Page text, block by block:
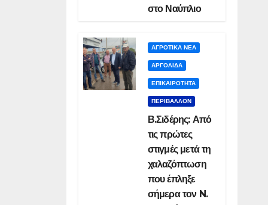
στο Ναύπλιο
ΑΓΡΟΤΙΚΑ ΝΕΑ
ΑΡΓΟΛΙΔΑ
ΕΠΙΚΑΙΡΟΤΗΤΑ
ΠΕΡΙΒΑΛΛΟΝ
Β.Σιδέρης: Από
τις πρώτες
στιγμές μετά τη
χαλαζόπτωση
που έπληξε
σήμερα τον N.